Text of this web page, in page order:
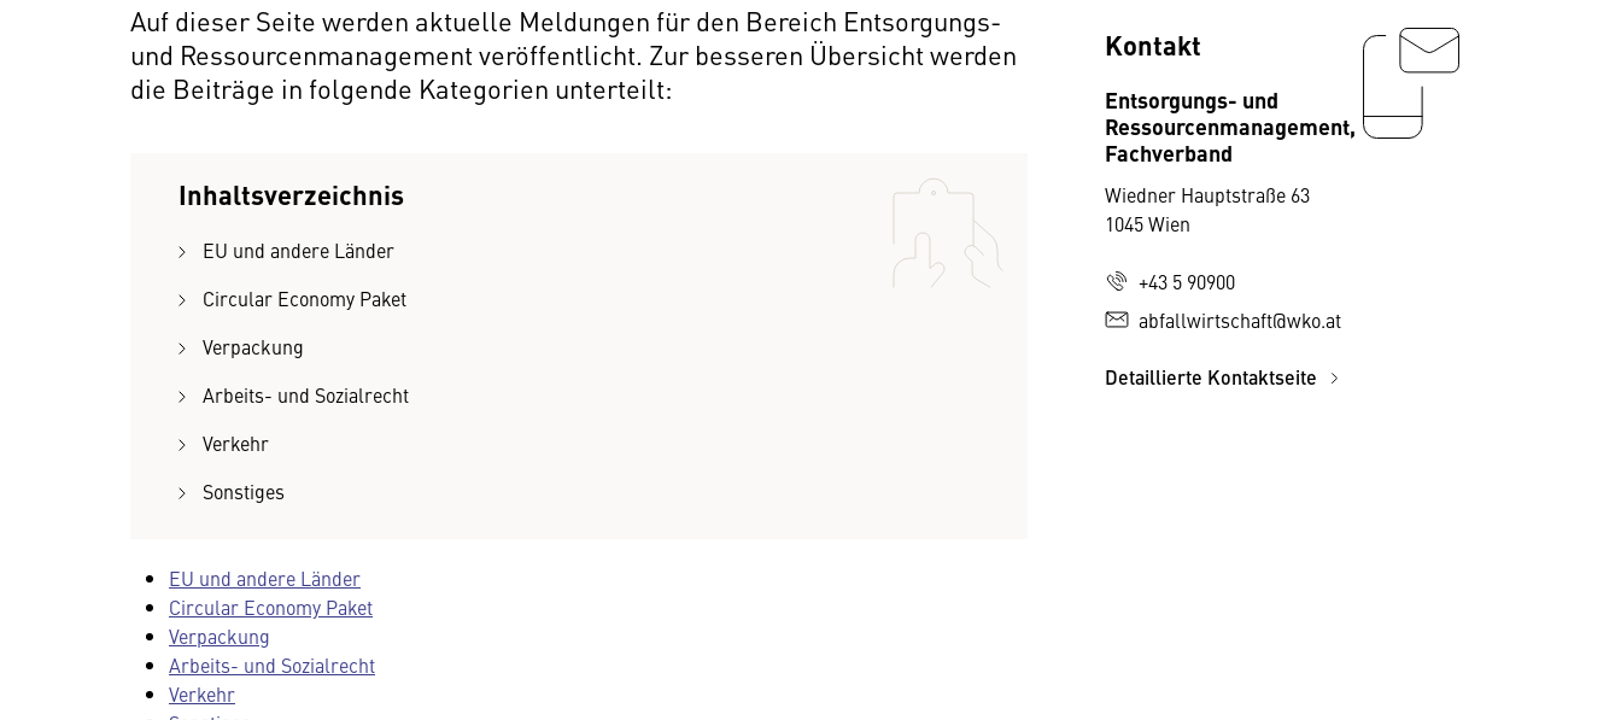
Auf dieser Seite werden aktuelle Meldungen für den Bereich Entsorgungs-
und Ressourcenmanagement veröffentlicht. Zur besseren Übersicht werden
die Beiträge in folgende Kategorien unterteilt:
Inhaltsverzeichnis
EU und andere Länder
Circular Economy Paket
Verpackung
Arbeits- und Sozialrecht
Verkehr
Sonstiges
EU und andere Länder
Circular Economy Paket
Verpackung
Arbeits- und Sozialrecht
Verkehr
Kontakt
Entsorgungs- und
Ressourcenmanagement,
Fachverband
Wiedner Hauptstraße 63
1045 Wien
+43 5 90900
abfallwirtschaft@wko.at
Detaillierte Kontaktseite